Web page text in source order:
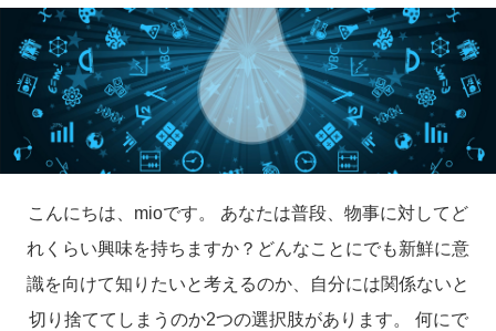
こんにちは、mioです。 あなたは普段、物事に対してど
れくらい興味を持ちますか？どんなことにでも新鮮に意
識を向けて知りたいと考えるのか、自分には関係ないと
切り捨ててしまうのか2つの選択肢があります。 何にで